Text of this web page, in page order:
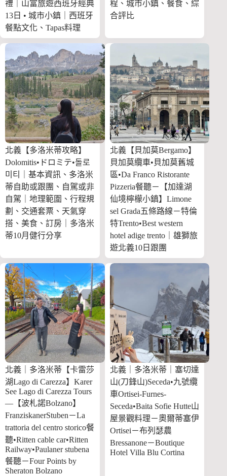
禮｜山富旅遊西班牙經典
13日 • 城市小鎮｜西班牙
餐點文化、Tapas料理
程、城市小鎮、餐食、綜
合評比
北義【多洛米蒂攻略】
Dolomitis•ドロミテ•돌로
미티｜基本資訊、多洛米
蒂自助或跟團、自駕或非
自駕｜地理範圍、行程規
劃、交通套票、天氣穿
搭、美食、訂房｜多洛米
蒂10月健行分享
北義【貝加莫Bergamo】
貝加莫纜車•貝加莫舊城
區•Da Franco Ristorante
Pizzeria餐聽－【加達湖
仙境檸檬小鎮】Limone
sel Grada五條路線－特倫
特Trento•Best western
hotel adige trento｜雄獅旅
遊北義10日跟團
北義｜多洛米蒂【卡雷莎
湖Lago di Carezza】Karer
See Lago di Carezza Tours
—【波札諾Bolzano】
FranziskanerStuben－La
trattoria del centro storico餐
聽•Ritten cable car•Ritten
Railway•Paulaner stubena
餐聽－Four Points by
Sheraton Bolzano
北義｜多洛米蒂｜塞切達
山(刀鋒山)Seceda•九號纜
車Ortisei-Furnes-
Seceda•Baita Sofie Hutte山
屋景觀料理－奧爾蒂塞伊
Ortisei－布列瑟農
Bressanone－Boutique
Hotel Villa Blu Cortina